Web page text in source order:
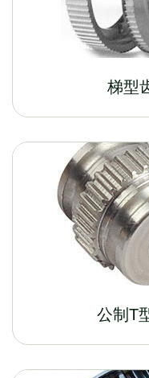
梯型
公制T